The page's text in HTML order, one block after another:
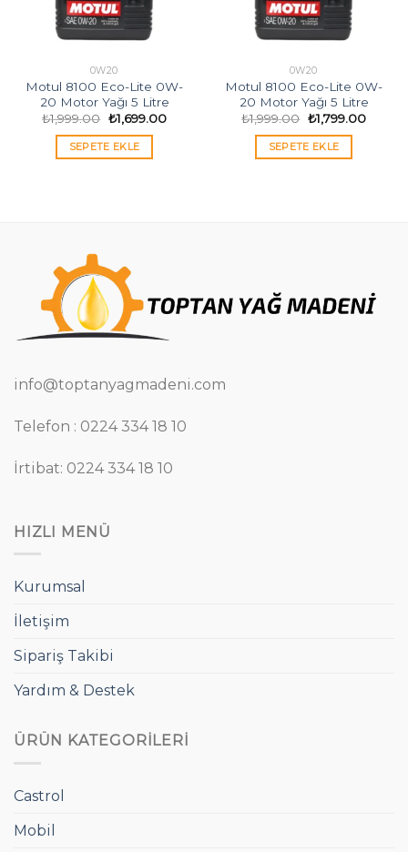
0W20
Motul 8100 Eco-Lite 0W-
20 Motor Yağı 5 Litre
₺1,999.00 Orijinal
fiyat:
₺1,999.00.
₺1,699.00Şu
SEPETE EKLE
0W20
Motul 8100 Eco-Lite 0W-
20 Motor Yağı 5 Litre
₺1,999.00 Orijinal
fiyat:
₺1,999.00.
₺1,799.00Şu
SEPETE EKLE
info@toptanyagmadeni.com
Telefon : 0224 334 18 10
İrtibat: 0224 334 18 10
HIZLI MENÜ
Kurumsal
İletişim
Sipariş Takibi
Yardım & Destek
ÜRÜN KATEGORILERI
Castrol
Mobil